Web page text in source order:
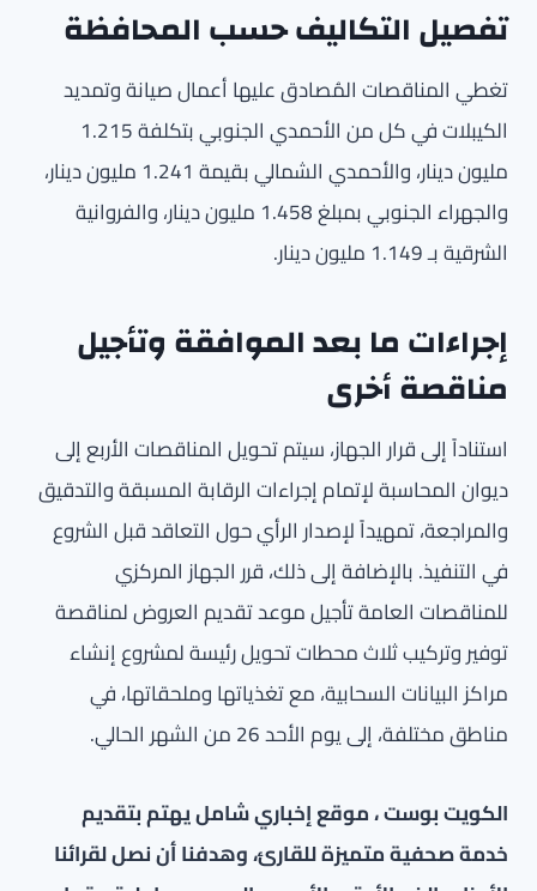
تفصيل التكاليف حسب المحافظة
تغطي المناقصات المُصادق عليها أعمال صيانة وتمديد
الكيبلات في كل من الأحمدي الجنوبي بتكلفة 1.215
مليون دينار، والأحمدي الشمالي بقيمة 1.241 مليون دينار،
والجهراء الجنوبي بمبلغ 1.458 مليون دينار، والفروانية
الشرقية بـ 1.149 مليون دينار.
إجراءات ما بعد الموافقة وتأجيل
مناقصة أخرى
استناداً إلى قرار الجهاز، سيتم تحويل المناقصات الأربع إلى
ديوان المحاسبة لإتمام إجراءات الرقابة المسبقة والتدقيق
والمراجعة، تمهيداً لإصدار الرأي حول التعاقد قبل الشروع
في التنفيذ. بالإضافة إلى ذلك، قرر الجهاز المركزي
للمناقصات العامة تأجيل موعد تقديم العروض لمناقصة
توفير وتركيب ثلاث محطات تحويل رئيسة لمشروع إنشاء
مراكز البيانات السحابية، مع تغذياتها وملحقاتها، في
مناطق مختلفة، إلى يوم الأحد 26 من الشهر الحالي.
الكويت بوست ، موقع إخباري شامل يهتم بتقديم
خدمة صحفية متميزة للقارئ، وهدفنا أن نصل لقرائنا